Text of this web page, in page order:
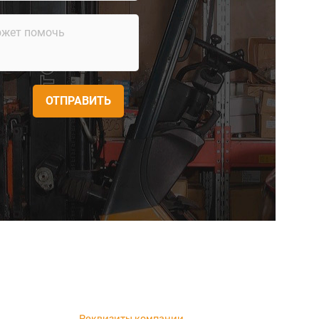
ОТПРАВИТЬ